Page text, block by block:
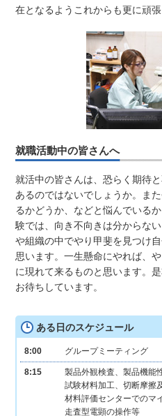
在となるようこれからも更に頑張
就職活動中の皆さんへ
就活中の皆さんは、恐らく期待
あるのではないでしょうか。ま
るかどうか、などと悩んでいる
験では、向き不向きは分からな
や組織の中でやり甲斐を見つけ
思います。一生懸命にやれば、
に現れて来るものと思います。
お待ちしています。
ある日のスケジュール
8:00 グループミーティング
8:15
製品外観検査、製品機能
試験材料加工、切断摩擦
材料評価センターでのマ
走査型電顕の操作等